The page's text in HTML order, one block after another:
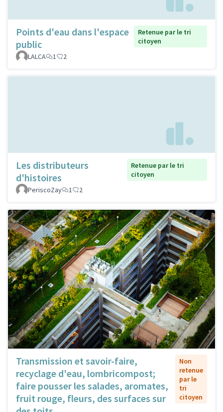
Points d'eau dans l'espace
public
Retenue par le tri
citoyen
LALCA
1 2
Les distributeurs
d'histoires
Retenue par le tri
citoyen
PeriscoZay
1 2
Transmission et savoir-faire,
recyclage d'eau, lombricompost;
faire pousser les salades, aromates,
fruit rouge, fleurs, des surfaces sur
Non
retenue
par le
tri
citoyen